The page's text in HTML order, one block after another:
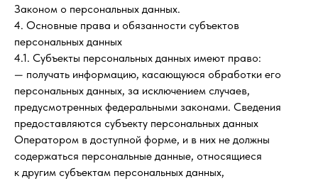
Законом о персональных данных.
4. Основные права и обязанности субъектов
персональных данных
4.1. Субъекты персональных данных имеют право:
— получать информацию, касающуюся обработки его
персональных данных, за исключением случаев,
предусмотренных федеральными законами. Сведения
предоставляются субъекту персональных данных
Оператором в доступной форме, и в них не должны
содержаться персональные данные, относящиеся
к другим субъектам персональных данных,